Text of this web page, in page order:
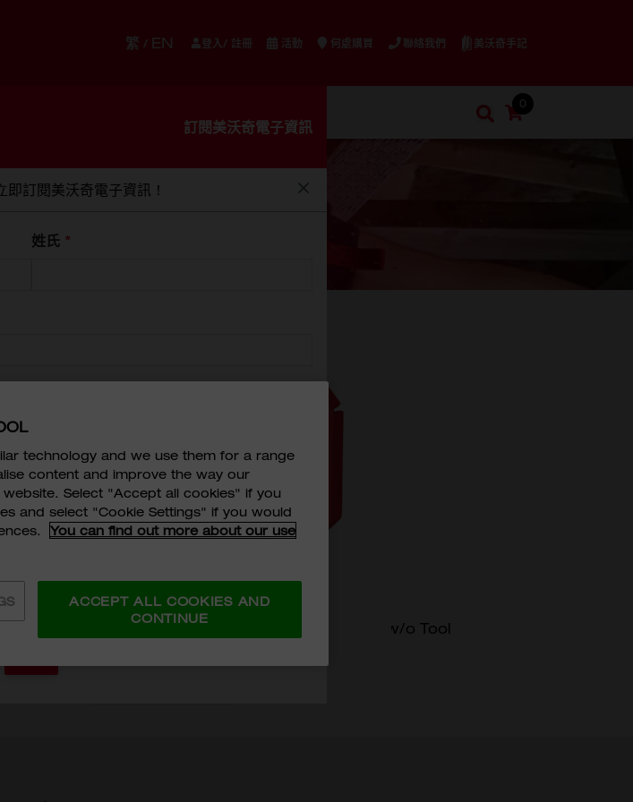
訂閱美沃奇電子資訊
訂閱美沃奇電子資訊！
姓氏 *
ASIA COMPANY LIMITED 及
KONG) 使用及/或轉移我提供的個人資料用
繁 / EN 登入/ 註冊 活動 何處購買 聯絡我們 美沃奇手記
搜索
搜索 購物車
0
48-22-8334
儲存 儲存 PACKOUT™ PACKOUT w/o Tool
technology and we use them for a range
content and improve the way our
Select "Accept all cookies" if you
and select "Cookie Settings" if you would
You can find out more about our use
ACCEPT ALL COOKIES AND
CONTINUE